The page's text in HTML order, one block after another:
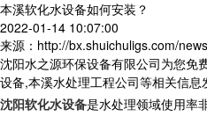
本溪软化水设备如何安装？
2022-01-14 10:07:00
来源：http://bx.shuichuligs.com/
沈阳水之源环保设备有限公司为您免
设备,本溪水处理工程公司等相关信息
沈阳软化水设备是水处理领域使用率